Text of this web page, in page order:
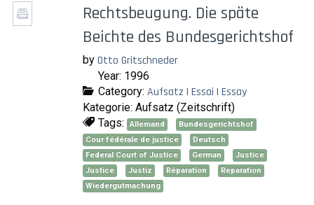
Rechtsbeugung. Die späte
Beichte des Bundesgerichtshof
by Otto Gritschneder
Year: 1996
Category: Aufsatz | Essai | Essay
Kategorie: Aufsatz (Zeitschrift)
Tags:
Allemand
Bundesgerichtshof
Cour fédérale de justice
Deutsch
Federal Court of Justice
German
Justice
Justice
Justiz Réparation
Reparation
Wiedergutmachung